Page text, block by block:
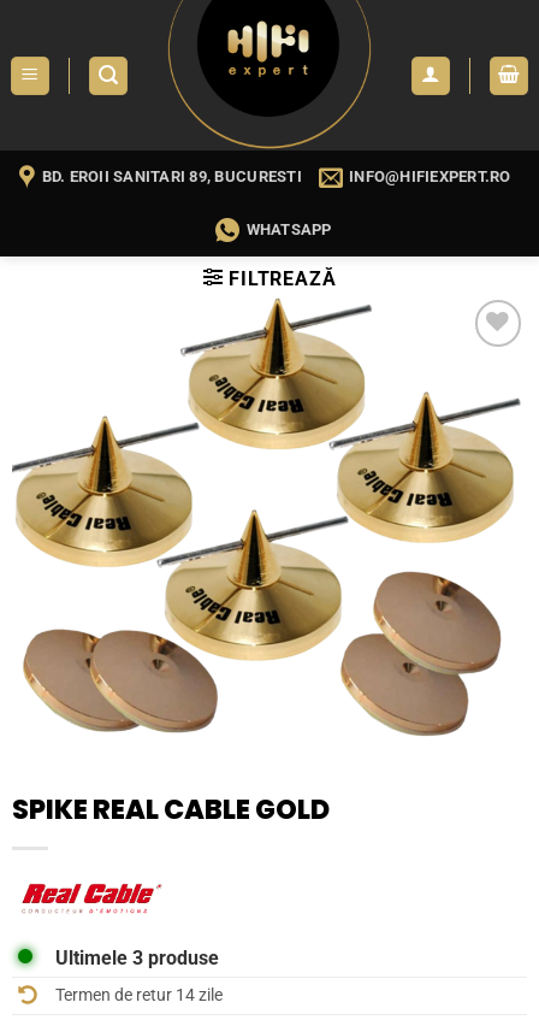
content
BD. EROII SANITARI 89, BUCURESTI INFO@HIFIEXPERT.RO
WHATSAPP
FILTREAZĂ
SPIKE REAL CABLE GOLD
Ultimele 3 produse
Termen de retur 14 zile